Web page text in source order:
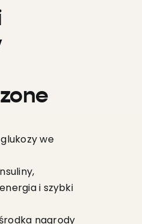
we
i szybki
nagrody